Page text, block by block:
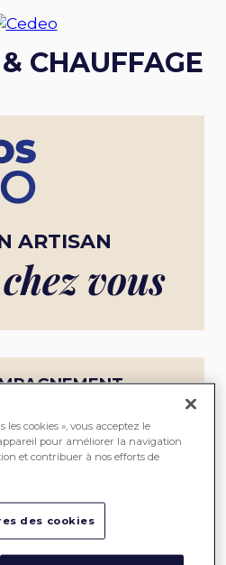
CHAUFFAGE
ARTISAN
vous
rayon de
cookies », vous acceptez le
pour améliorer la navigation
et contribuer à nos efforts de
des cookies